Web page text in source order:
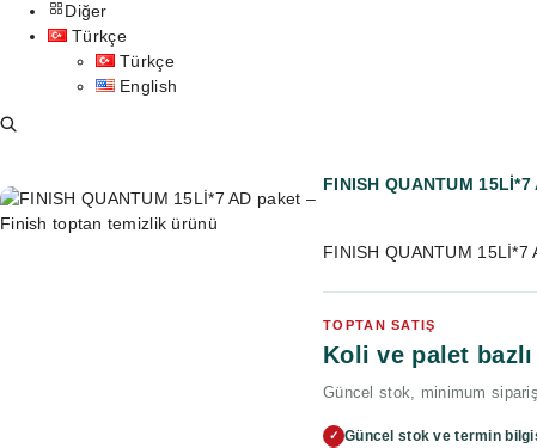
Diğer
Türkçe
Türkçe
English
FINISH QUANTUM 15Lİ*7
FINISH QUANTUM 15Lİ*7
TOPTAN SATIŞ
Koli ve palet
Güncel stok, minimum
✓ Güncel stok ve termin